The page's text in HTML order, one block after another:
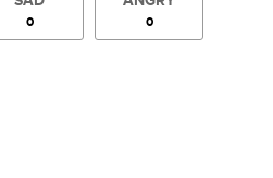
0 0